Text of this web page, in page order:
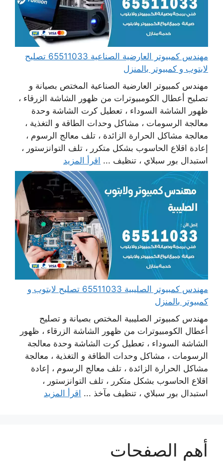
مهندس كمبيوتر العارضية الصناعية 65511033 تصليح
لابتوب و كمبيوتر بالمنزل
مهندس كمبيوتر العارضية الصناعية المختص بصيانة و
تصليح أعطال الكومبيوترات من ظهور الشاشة الزرقاء ،
ظهور الشاشة السوداء ، تعطيل كرت الشاشة وحدة
معالجة الرسومات ، مشاكل وحدات الطاقة و التغذية ،
معالجة مشاكل الحرارة الزائدة ، تلف معالج الرسوم ،
إعادة اقلاع الحاسوب بشكل متكرر ، تلف التوانزستور ،
استبدال بور سبلاي ، تنظيف ... اقرأ المزيد
مهندس كمبيوتر الصليبية 65511033 تصليح لابتوب و
كمبيوتر بالمنزل
مهندس كمبيوتر الصليبية المختص بصيانة و تصليح
أعطال الكومبيوترات من ظهور الشاشة الزرقاء ، ظهور
الشاشة السوداء ، تعطيل كرت الشاشة وحدة معالجة
الرسومات ، مشاكل وحدات الطاقة و التغذية ، معالجة
مشاكل الحرارة الزائدة ، تلف معالج الرسوم ، إعادة
اقلاع الحاسوب بشكل متكرر ، تلف التوانزستور ،
استبدال بور سبلاي ، تنظيف مآخذ ... اقرأ المزيد
أهم الصفحات